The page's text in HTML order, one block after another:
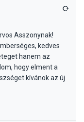
Asszonynak!
kedves
hanem az
hogy elment a
kívánok az új